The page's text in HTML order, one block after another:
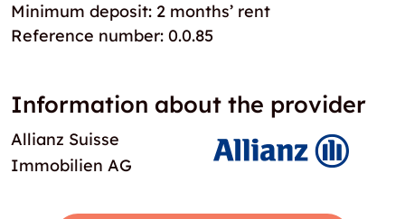
Minimum deposit: 2 months’ rent
Reference number: 0.0.85
Information about the provider
Allianz Suisse
Immobilien AG